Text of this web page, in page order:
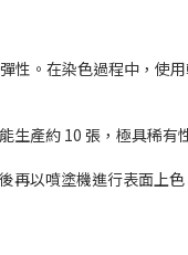
。在染色過程中，使
生產約 10 張，極具稀有
再以噴塗機進行表面上